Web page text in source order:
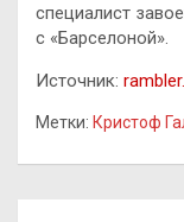
специалист
с «Барселоной».
Источник:
Метки: Кристоф